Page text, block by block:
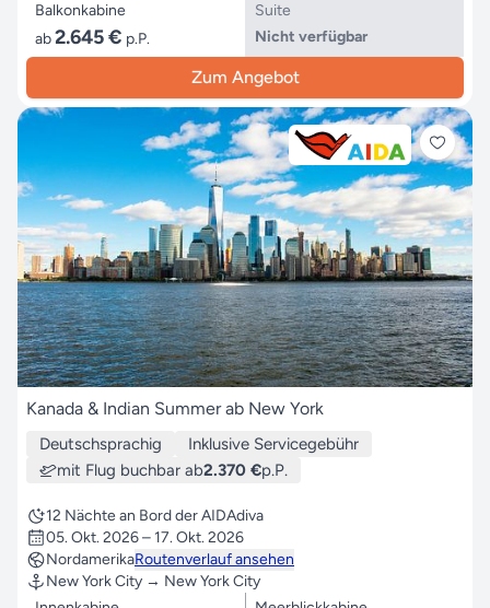
Balkonkabine
ab2.645 € p.P.
Suite
Nicht verfügbar
Zum Angebot
Kanada & Indian Summer ab New York
Deutschsprachig
Inklusive Servicegebühr
mit Flug buchbar ab2.370 €p.P.
12 Nächte an Bord der AIDAdiva
05. Okt. 2026 – 17. Okt. 2026
NordamerikaRoutenverlauf ansehen
New York City → New York City